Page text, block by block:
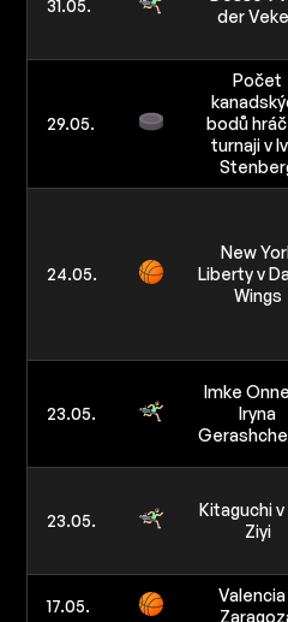
31.05.
der
29.05.
Počet
bodů
turnaji v
24.05.
New
Liberty v
Wings
23.05.
Imke
Iryna
23.05.
Kitaguchi v
Ziyi
17.05.
Valencia